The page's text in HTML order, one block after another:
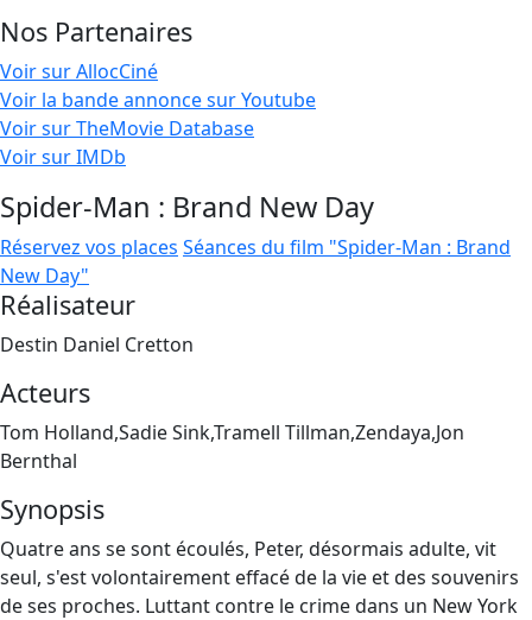
Nos Partenaires
Voir sur AllocCiné
Voir la bande annonce sur Youtube
Voir sur TheMovie Database
Voir sur IMDb
Spider-Man : Brand New Day
Réservez vos places Séances du film "Spider-Man : Brand
New Day"
Réalisateur
Destin Daniel Cretton
Acteurs
Tom Holland,Sadie Sink,Tramell Tillman,Zendaya,Jon
Bernthal
Synopsis
Quatre ans se sont écoulés, Peter, désormais adulte, vit
seul, s'est volontairement effacé de la vie et des souvenirs
de ses proches. Luttant contre le crime dans un New York